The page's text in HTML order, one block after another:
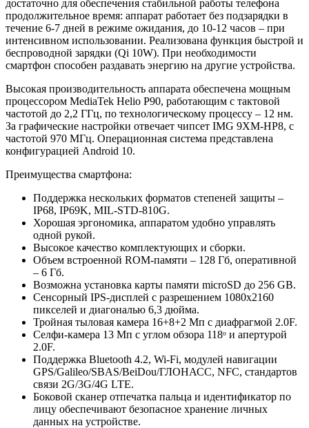
достаточно для обеспечения стабильной работы телефона
продолжительное время: аппарат работает без подзарядки в
течение 6-7 дней в режиме ожидания, до 10-12 часов – при
интенсивном использовании. Реализована функция быстрой и
беспроводной зарядки (Qi 10W). При необходимости
смартфон способен раздавать энергию на другие устройства.
Высокая производительность аппарата обеспечена мощным
процессором MediaTek Helio P90, работающим с тактовой
частотой до 2,2 ГГц, по технологическому процессу – 12 нм.
За графические настройки отвечает чипсет IMG 9XM-HP8, с
частотой 970 МГц. Операционная система представлена
конфигурацией Android 10.
Преимущества смартфона:
Поддержка нескольких форматов степеней защиты –
IP68, IP69K, MIL-STD-810G.
Хорошая эргономика, аппаратом удобно управлять
одной рукой.
Высокое качество комплектующих и сборки.
Объем встроенной ROM-памяти – 128 Гб, оперативной
– 6 Гб.
Возможна установка карты памяти microSD до 256 GB.
Сенсорный IPS-дисплей с разрешением 1080x2160
пикселей и диагональю 6,3 дюйма.
Тройная тыловая камера 16+8+2 Мп с диафрагмой 2.0F.
Селфи-камера 13 Мп с углом обзора 118ᵒ и апертурой
2.0F.
Поддержка Bluetooth 4.2, Wi-Fi, модулей навигации
GPS/Galileo/SBAS/BeiDou/ГЛОНАСС, NFC, стандартов
связи 2G/3G/4G LTE.
Боковой сканер отпечатка пальца и идентификатор по
лицу обеспечивают безопасное хранение личных
данных на устройстве.